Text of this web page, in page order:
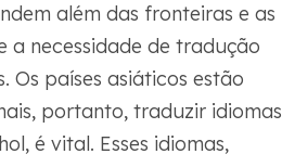
além das fronteiras e as
a necessidade de tradução
Os países asiáticos estão
portanto, traduzir idiomas
é vital. Esses idiomas,